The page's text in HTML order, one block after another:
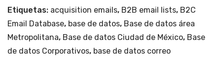
dad
de
Méx
Guadalajara.
cantidad
Etiquetas: acquisition emails, B2B email lists, B2C
Email Database, base de datos, Base de datos área
Metropolitana, Base de datos Ciudad de México, Base
de datos Corporativos, base de datos correo